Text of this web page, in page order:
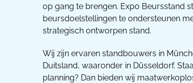
op gang te brengen. Expo Beursstand
beursdoelstellingen te ondersteunen
strategisch ontworpen stand.
Wij zijn ervaren standbouwers in
Duitsland, waaronder in Düsseldorf.
planning? Dan bieden wij